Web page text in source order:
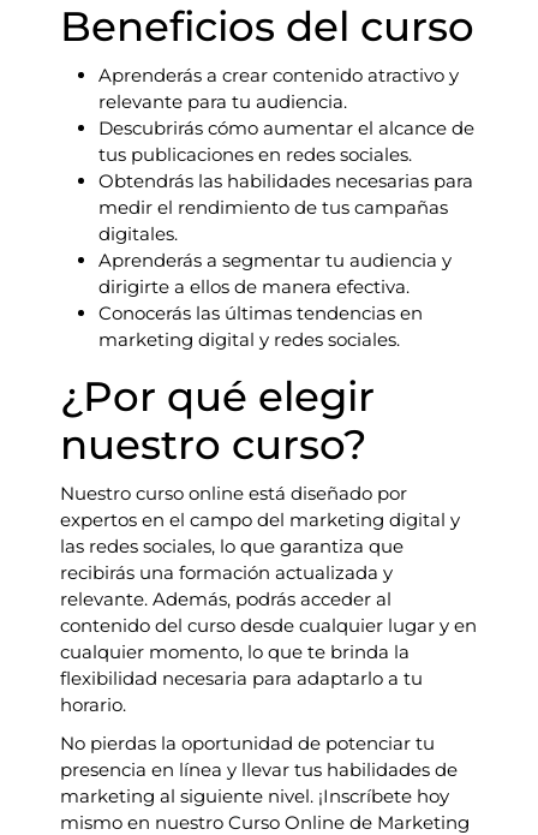
Beneficios del curso
Aprenderás a crear contenido atractivo y
relevante para tu audiencia.
Descubrirás cómo aumentar el alcance de
tus publicaciones en redes sociales.
Obtendrás las habilidades necesarias para
medir el rendimiento de tus campañas
digitales.
Aprenderás a segmentar tu audiencia y
dirigirte a ellos de manera efectiva.
Conocerás las últimas tendencias en
marketing digital y redes sociales.
¿Por qué elegir
nuestro curso?
Nuestro curso online está diseñado por
expertos en el campo del marketing digital y
las redes sociales, lo que garantiza que
recibirás una formación actualizada y
relevante. Además, podrás acceder al
contenido del curso desde cualquier lugar y en
cualquier momento, lo que te brinda la
flexibilidad necesaria para adaptarlo a tu
horario.
No pierdas la oportunidad de potenciar tu
presencia en línea y llevar tus habilidades de
marketing al siguiente nivel. ¡Inscríbete hoy
mismo en nuestro Curso Online de Marketing